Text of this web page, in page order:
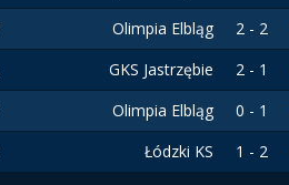
Olimpia Elbląg 2 - 2
GKS Jastrzębie 2 - 1
Olimpia Elbląg 0 - 1
Łódzki KS 1 - 2